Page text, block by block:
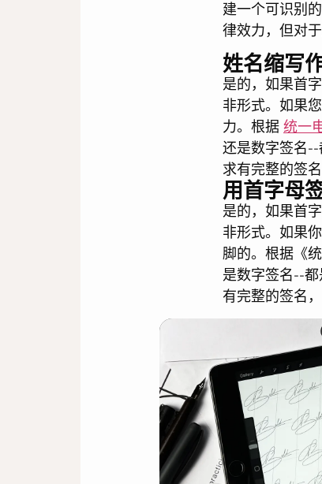
建一个可识别
律效力，但对
姓名缩写
是的，如果首
非形式。如果
力。根据 统一
还是数字签名
求有完整的签
用首字母
是的，如果首
非形式。如果
脚的。根据《
是数字签名--
有完整的签名